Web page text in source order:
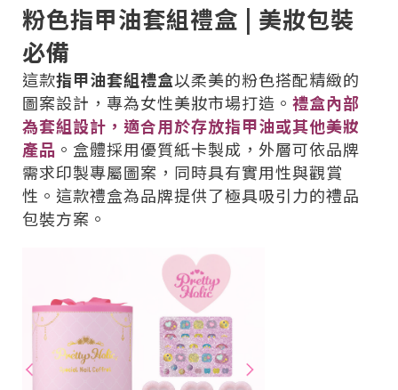
粉色指甲油套組禮盒 | 美妝包裝
必備
這款指甲油套組禮盒以柔美的粉色搭配精緻的
圖案設計，專為女性美妝市場打造。 禮盒內部
為套組設計，適合用於存放指甲油或其他美妝
產品 。盒體採用優質紙卡製成，外層可依品牌
需求印製專屬圖案，同時具有實用性與觀賞
性。這款禮盒為品牌提供了極具吸引力的禮品
包裝方案。